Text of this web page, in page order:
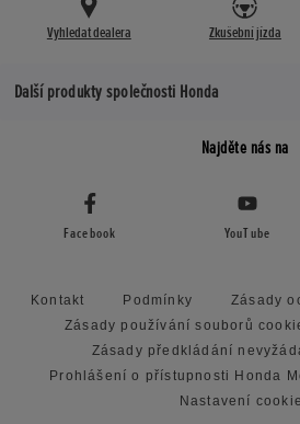
Vyhledat dealera Zkušební jízda
Další produkty společnosti Honda
Najděte nás na
Facebook YouTube
Kontakt Podmínky
Zásady
Zásady používání souborů
Zásady předkládání
Prohlášení o přístupnosti Honda
Nastavení